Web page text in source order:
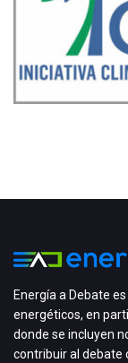
Energía a Debate
energéticos, en
donde se incluyen
contribuir al debate